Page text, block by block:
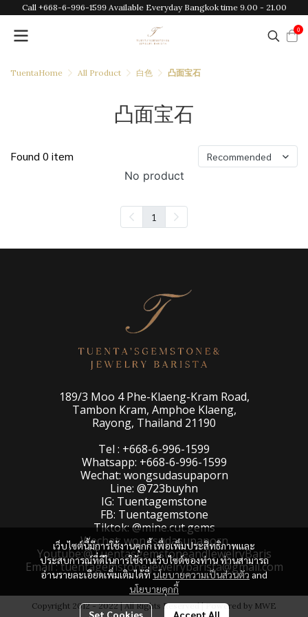
Call +668-6-996-1599 Available Everyday Bangkok time 9.00 - 21.00
0
TuentaHome All Product 白色 凸面宝石
凸面宝石
Found 0 item Recommended
No product
1
เว็บไซต์นี้มีการใช้งานคุกกี้ เพื่อเพิ่มประสิทธิภาพและ
ประสบการณ์ที่ดีในการใช้งานเว็บไซต์ของท่าน ท่านสามารถ
อ่านรายละเอียดเพิ่มเติมได้ที่นโยบายความเป็นส่วนตัวand
นโยบายคุกกี้
Set Cookies Accept All
189/3 Moo 4 Phe-Klaeng-Kram Road,
Tambon Kram, Amphoe Klaeng,
Rayong, Thailand 21190
Tel : +668-6-996-1599
Whatsapp: +668-6-996-1599
Wechat: wongsudasupaporn
Line: @723buyhn
IG: Tuentagemstone
FB: Tuentagemstone
Tiktok: @mine.cut.gems
Wechat: wongsudasupaporn
Youtube:@TuentasgemstoneandJewelryBaris
Email : tuentagemstone.jewelrybarista@gmail.com
Copyright 2012 - 2022 | All Rights Reserved | Powered by MWE